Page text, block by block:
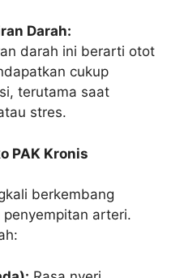
Darah:
darah ini berarti otot
cukup
terutama saat
stres.
PAK Kronis
berkembang
arteri.